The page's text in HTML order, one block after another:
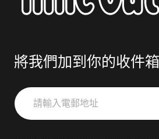
將我們加到你的收件箱
請
輸